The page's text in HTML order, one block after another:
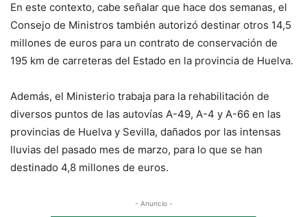
En este contexto, cabe señalar que hace dos semanas, el
Consejo de Ministros también autorizó destinar otros 14,5
millones de euros para un contrato de conservación de
195 km de carreteras del Estado en la provincia de Huelva.
Además, el Ministerio trabaja para la rehabilitación de
diversos puntos de las autovías A-49, A-4 y A-66 en las
provincias de Huelva y Sevilla, dañados por las intensas
lluvias del pasado mes de marzo, para lo que se han
destinado 4,8 millones de euros.
- Anuncio -